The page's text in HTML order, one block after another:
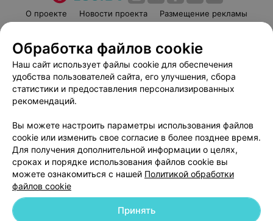
О проекте Новости проекта
Размещение рекламы
Пользовательское соглашение
Способы оплаты
Вакансии
Партнеры
Написать руководителю 103.by
Обработка персональных данных
© 2026 ООО «Артокс Лаб», УНП 191700409 | 220012, Республика Беларусь,
Обработка файлов cookie
Наш сайт использует файлы cookie для обеспечения
удобства пользователей сайта, его улучшения, сбора
статистики и предоставления персонализированных
рекомендаций.
Вы можете настроить параметры использования файлов
cookie или изменить свое согласие в более позднее время.
Для получения дополнительной информации о целях,
сроках и порядке использования файлов cookie вы
можете ознакомиться с нашей Политикой обработки
файлов cookie
Принять